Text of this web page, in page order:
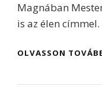
Magnában
is az élen címmel.
OLVASSON